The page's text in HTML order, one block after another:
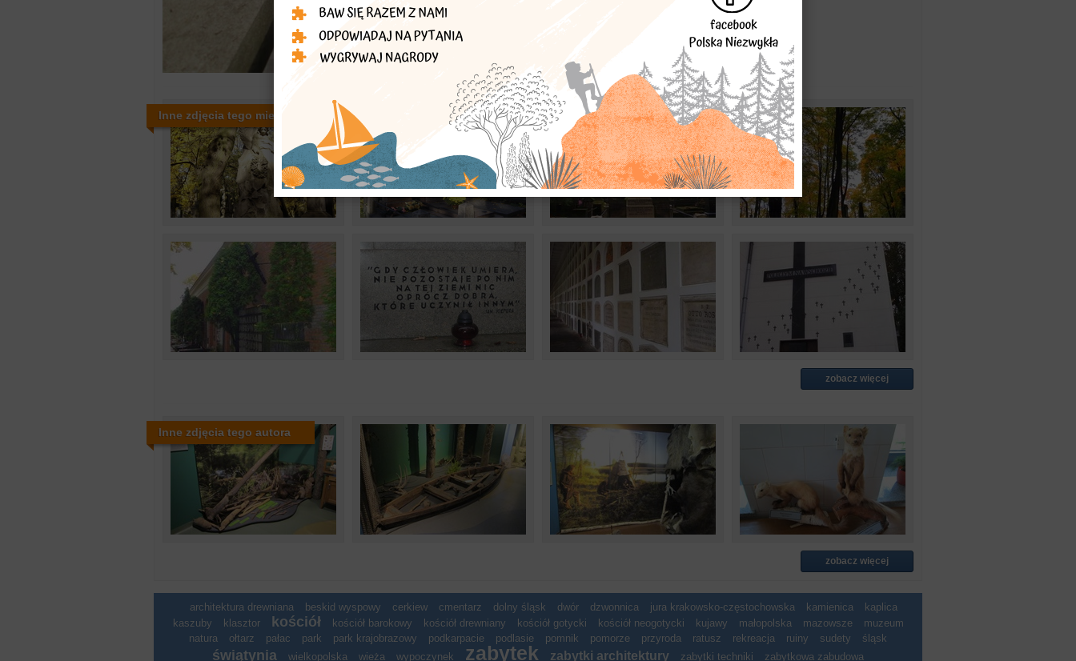
Inne zdjęcia tego miejsca
zobacz więcej
Inne zdjęcia tego autora
zobacz więcej
architektura drewniana beskid wyspowy cerkiew cmentarz dolny śląsk dwór dzwonnica jura krakowsko-częstochowska kamienica
kaplica
kaszuby
klasztor kościół kościół barokowy kościół drewniany kościół gotycki kościół neogotycki kujawy małopolska mazowsze
muzeum
natura
ołtarz pałac park park krajobrazowy podkarpacie podlasie pomnik pomorze przyroda ratusz rekreacja ruiny sudety śląsk
świątynia wielkopolska wieża wypoczynek zabytek zabytki architektury zabytki techniki zabytkowa zabudowa